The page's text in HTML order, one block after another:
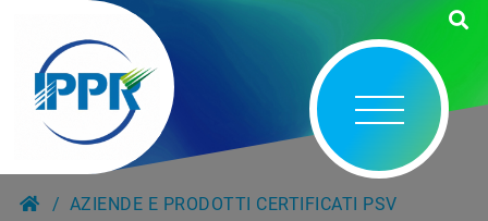
AZIENDE E PRODOTTI CERTIFICATI PSV